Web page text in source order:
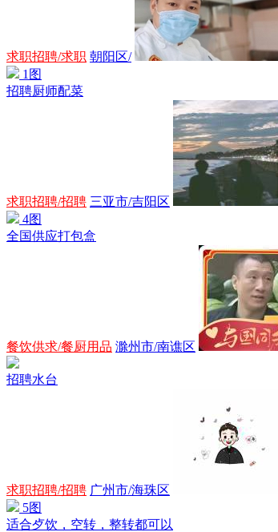
求职招聘/求职 朝阳区/
1图
招聘厨师配菜
求职招聘/招聘 三亚市/吉阳区
4图
全国供应打包盒
餐饮供求/餐厨用品 滁州市/南谯区
招聘水台
求职招聘/招聘 广州市/海珠区
5图
适合歺饮，空转，整转都可以